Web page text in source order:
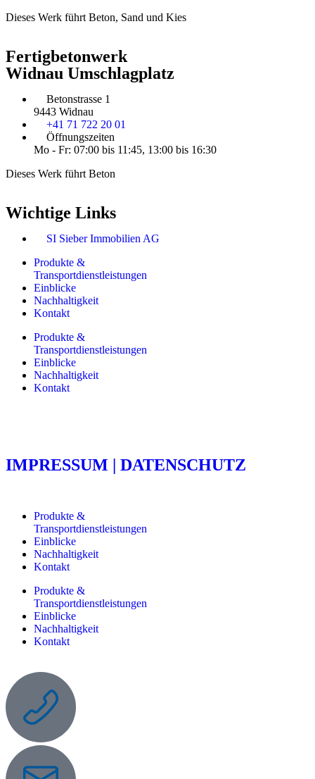
Dieses Werk führt Beton, Sand und Kies
Fertigbetonwerk
Widnau Umschlagplatz
Betonstrasse 1
9443 Widnau
+41 71 722 20 01
Öffnungszeiten
Mo - Fr: 07:00 bis 11:45, 13:00 bis 16:30
Dieses Werk führt Beton
Wichtige Links
SI Sieber Immobilien AG
Produkte &
Transportdienstleistungen
Einblicke
Nachhaltigkeit
Kontakt
Produkte &
Transportdienstleistungen
Einblicke
Nachhaltigkeit
Kontakt
IMPRESSUM | DATENSCHUTZ
Produkte &
Transportdienstleistungen
Einblicke
Nachhaltigkeit
Kontakt
Produkte &
Transportdienstleistungen
Einblicke
Nachhaltigkeit
Kontakt